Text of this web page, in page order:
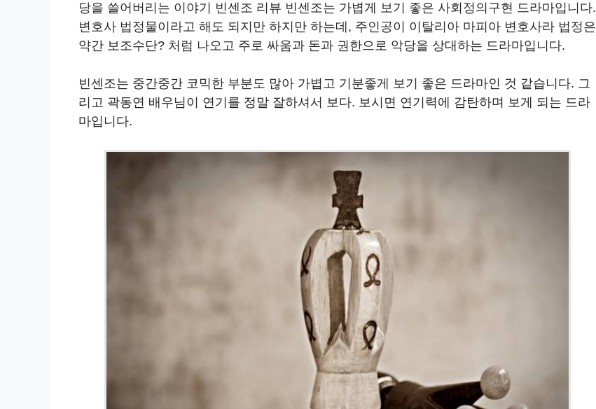
당을 쓸어버리는 이야기 빈센조 리뷰 빈센조는 가볍게 보기 좋은 사회정의구현 드라마입니다.
변호사 법정물이라고 해도 되지만 하지만 하는데, 주인공이 이탈리아 마피아 변호사라 법정은
약간 보조수단? 처럼 나오고 주로 싸움과 돈과 권한으로 악당을 상대하는 드라마입니다.
빈센조는 중간중간 코믹한 부분도 많아 가볍고 기분좋게 보기 좋은 드라마인 것 같습니다. 그
리고 곽동연 배우님이 연기를 정말 잘하셔서 보다. 보시면 연기력에 감탄하며 보게 되는 드라
마입니다.